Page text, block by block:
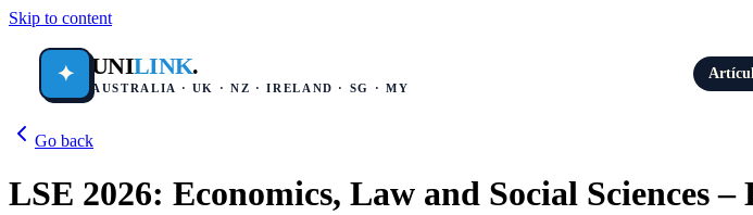
Skip to content
✦ UNILINK.
AUSTRALIA · UK · NZ · IRELAND · SG · MY
Go back
LSE 2026: Economics, Law and Social Sciences